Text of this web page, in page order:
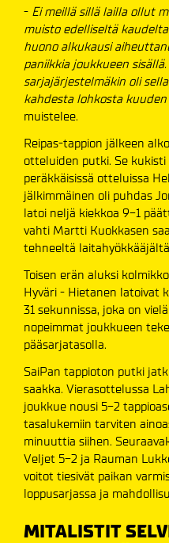
- Ei meillä sillä lailla ollut
muisto edelliseltä
huono alkukausi
paniikkia joukkueen
sarjajärjestelmäkin oli
kahdesta lohkosta
muistelee.
Reipas-tappion jälkeen
otteluiden putki. Se
peräkkäisissä otteluissa
jälkimmäinen oli puhdas
latoi neljä kiekkoa 9-1
vahti Martti Kuokkasen
tehneeltä
Toisen erän aluksi
Hyväri - Hietanen latoivat
31 sekunnissa, joka on
nopeimmat joukkueen
pääsarjatasolla.
SaiPan tappioton putki
saakka. Vierasottelussa
joukkue nousi 5-2
tasalukemiin tarviten
minuuttia siihen.
Veljet 5-2 ja Rauman
voitot tiesivät paikan
loppusarjassa ja
MITALISTIT